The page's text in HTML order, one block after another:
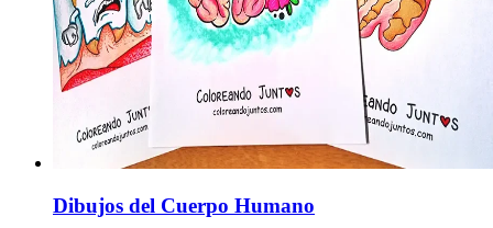
Dibujos del Cuerpo Humano